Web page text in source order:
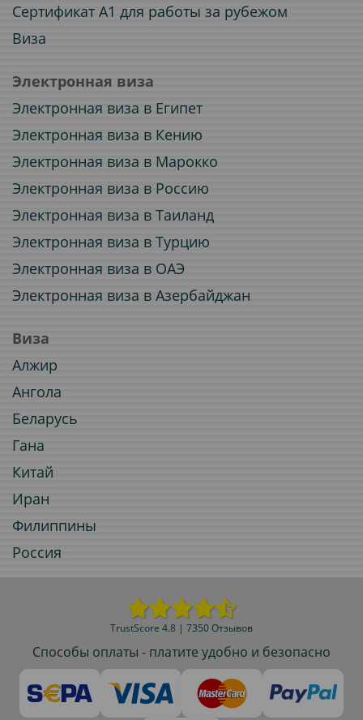
Сертификат A1 для работы за рубежом
Виза
Электронная виза
Электронная виза в Египет
Электронная виза в Кению
Электронная виза в Марокко
Электронная виза в Россию
Электронная виза в Таиланд
Электронная виза в Турцию
Электронная виза в ОАЭ
Электронная виза в Азербайджан
Виза
Алжир
Ангола
Беларусь
Гана
Китай
Иран
Филиппины
Россия
TrustScore 4.8 | 7350 Отзывов
Способы оплаты - платите удобно и безопасно